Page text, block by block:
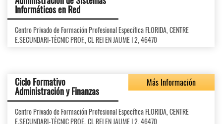
Informáticos en Red
Centro Privado de Formación Profesional Específica FLORIDA, CENTRE
E.SECUNDARI-TÈCNIC PROF., CL REI EN JAUME I 2, 46470
Ciclo Formativo
Administración y Finanzas
Más Información
Centro Privado de Formación Profesional Específica FLORIDA, CENTRE
E.SECUNDARI-TÈCNIC PROF., CL REI EN JAUME I 2, 46470